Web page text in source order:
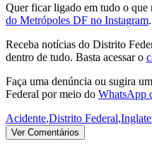
Quer ficar ligado em tudo o que
do Metrópoles DF no Instagram.
Receba notícias do Distrito
dentro de tudo. Basta acessar o
Faça uma denúncia ou sugira
Federal por meio do WhatsApp
Acidente,Distrito Federal,
Ver Comentários